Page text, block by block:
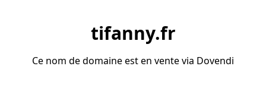
tifanny.fr
Ce nom de domaine est en vente via Dovendi